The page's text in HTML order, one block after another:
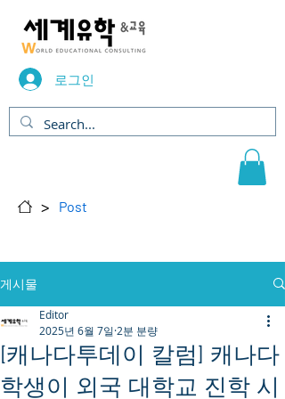
로그인
> Post
게시물
[캐나다투데이 칼럼] 캐나다
학생이 외국 대학교 진학 시
Editor
2025년 6월 7일 2분 분량